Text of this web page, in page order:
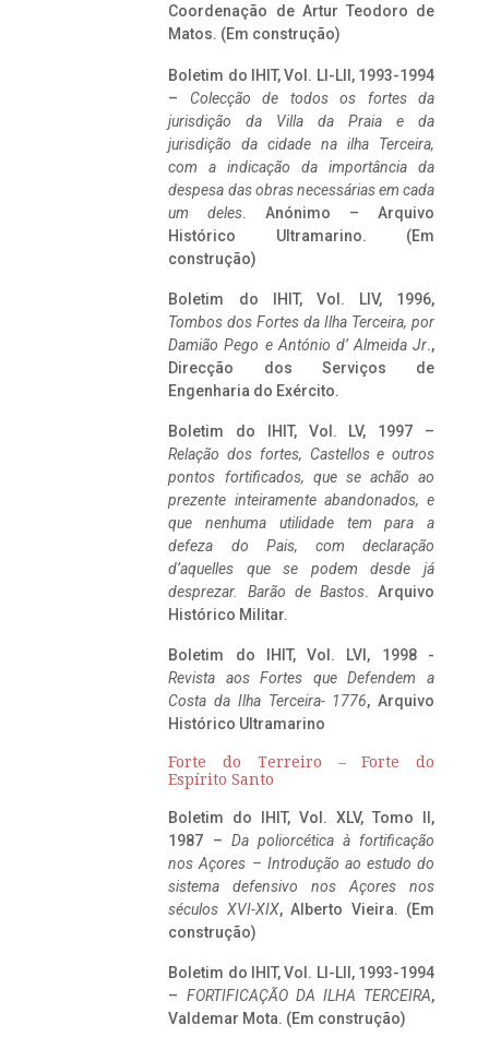
Coordenação de Artur Teodoro de
Matos. (Em construção)
Boletim do IHIT, Vol. LI-LII, 1993-1994
– Colecção de todos os fortes da
jurisdição da Villa da Praia e da
jurisdição da cidade na ilha Terceira,
com a indicação da importância da
despesa das obras necessárias em cada
um deles. Anónimo – Arquivo
Histórico Ultramarino. (Em
construção)
Boletim do IHIT, Vol. LIV, 1996,
Tombos dos Fortes da Ilha Terceira, por
Damião Pego e António d’ Almeida Jr.,
Direcção dos Serviços de
Engenharia do Exército.
Boletim do IHIT, Vol. LV, 1997 –
Relação dos fortes, Castellos e outros
pontos fortificados, que se achão ao
prezente inteiramente abandonados, e
que nenhuma utilidade tem para a
defeza do Pais, com declaração
d’aquelles que se podem desde já
desprezar. Barão de Bastos. Arquivo
Histórico Militar.
Boletim do IHIT, Vol. LVI, 1998 -
Revista aos Fortes que Defendem a
Costa da Ilha Terceira- 1776, Arquivo
Histórico Ultramarino
Forte do Terreiro – Forte do
Espírito Santo
Boletim do IHIT, Vol. XLV, Tomo II,
1987 – Da poliorcética à fortificação
nos Açores – Introdução ao estudo do
sistema defensivo nos Açores nos
séculos XVI-XIX, Alberto Vieira. (Em
construção)
Boletim do IHIT, Vol. LI-LII, 1993-1994
– FORTIFICAÇÃO DA ILHA TERCEIRA,
Valdemar Mota. (Em construção)